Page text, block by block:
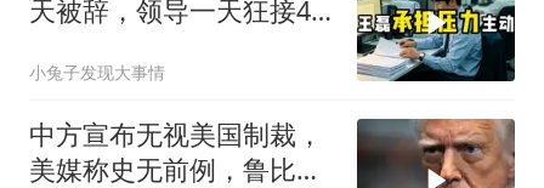
天被辞，领导一天狂接47
小兔子发现大事情
中方宣布无视美国制裁，
美媒称史无前例，鲁比